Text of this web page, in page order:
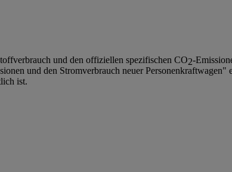
und den offiziellen spezifischen CO2-
und den Stromverbrauch neuer
ist.